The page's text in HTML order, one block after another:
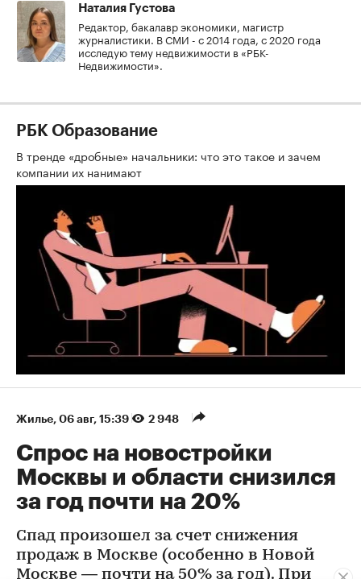
Наталия Густова
Редактор, бакалавр экономики, магистр
журналистики. В СМИ - с 2014 года, с 2020 года
исследую тему недвижимости в «РБК-
Недвижимости».
РБК Образование
В тренде «дробные» начальники: что это такое и зачем
компании их нанимают
Жилье⁠, 06 авг, 15:39 2 948
Спрос на новостройки
Москвы и области снизился
за год почти на 20%
Спад произошел за счет снижения
продаж в Москве (особенно в Новой
Москве — почти на 50% за год). При